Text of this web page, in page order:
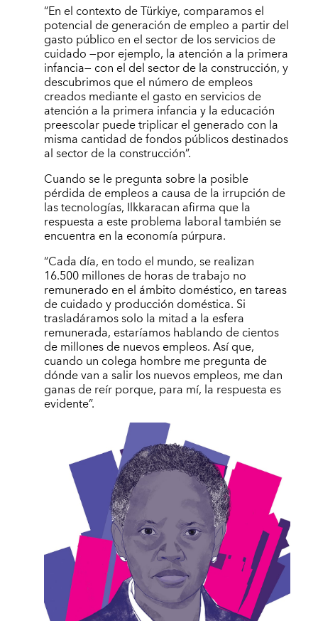
“En el contexto de Türkiye, comparamos el
potencial de generación de empleo a partir del
gasto público en el sector de los servicios de
cuidado —por ejemplo, la atención a la primera
infancia— con el del sector de la construcción, y
descubrimos que el número de empleos
creados mediante el gasto en servicios de
atención a la primera infancia y la educación
preescolar puede triplicar el generado con la
misma cantidad de fondos públicos destinados
al sector de la construcción”.
Cuando se le pregunta sobre la posible
pérdida de empleos a causa de la irrupción de
las tecnologías, Ilkkaracan afirma que la
respuesta a este problema laboral también se
encuentra en la economía púrpura.
“Cada día, en todo el mundo, se realizan
16.500 millones de horas de trabajo no
remunerado en el ámbito doméstico, en tareas
de cuidado y producción doméstica. Si
trasladáramos solo la mitad a la esfera
remunerada, estaríamos hablando de cientos
de millones de nuevos empleos. Así que,
cuando un colega hombre me pregunta de
dónde van a salir los nuevos empleos, me dan
ganas de reír porque, para mí, la respuesta es
evidente”.